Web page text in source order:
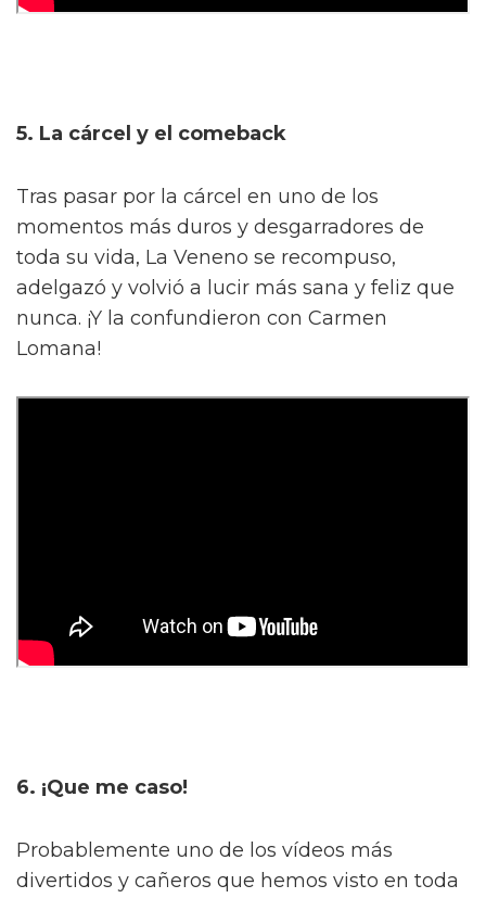
5. La cárcel y el comeback
Tras pasar por la cárcel en uno de los
momentos más duros y desgarradores de
toda su vida, La Veneno se recompuso,
adelgazó y volvió a lucir más sana y feliz que
nunca. ¡Y la confundieron con Carmen
Lomana!
6. ¡Que me caso!
Probablemente uno de los vídeos más
divertidos y cañeros que hemos visto en toda